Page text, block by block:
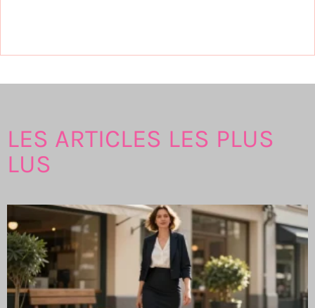
LES ARTICLES LES PLUS
LUS